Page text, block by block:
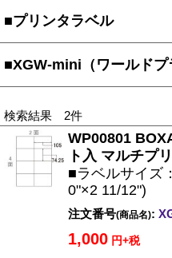
■プリンタラベル
■XGW-mini（ワールドプ
検索結果 2件
WP00801
ト入 マルチプ
■ラベルサイズ
0"×2 11/12")
注文番号(商品名):
1,000 円+税